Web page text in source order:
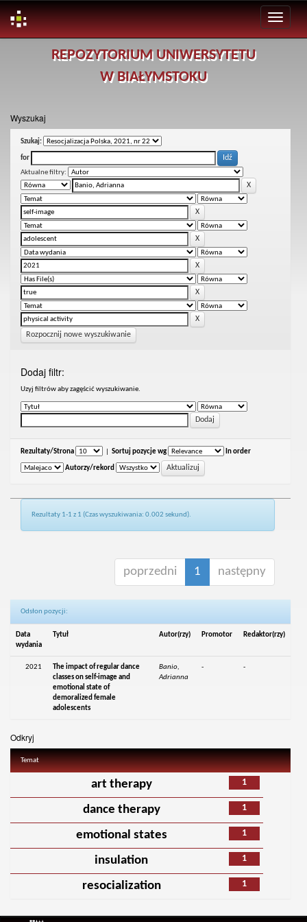
REPOZYTORIUM UNIWERSYTETU
W BIAŁYMSTOKU
Wyszukaj
Szukaj:
for
Aktualne filtry:
Rozpocznij nowe wyszukiwanie
Dodaj filtr:
Uzyj filtrów aby zagęścić wyszukiwanie.
Rezultaty/Strona Sortuj pozycje wg In order
Autorzy/rekord
Rezultaty 1-1 z 1 (Czas wyszukiwania: 0.002 sekund).
poprzedni 1 następny
Odsłon pozycji:
Data
wydania
Tytuł Autor(rzy) Promotor Redaktor(rzy)
2021
The impact of regular dance
classes on self-image and
emotional state of
demoralized female
adolescents
Banio,
Adrianna
- -
Odkryj
Temat
1
art therapy
1
dance therapy
1
emotional states
1
insulation
1
resocialization